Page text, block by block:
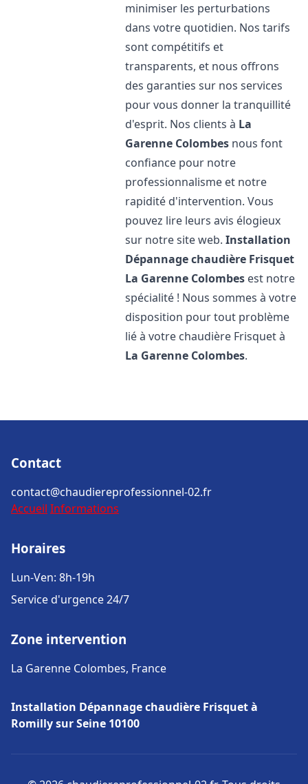
minimiser les perturbations
dans votre quotidien. Nos tarifs
sont compétitifs et
transparents, et nous offrons
des garanties sur nos services
pour vous donner la tranquillité
d'esprit. Nos clients à La
Garenne Colombes nous font
confiance pour notre
professionnalisme et notre
rapidité d'intervention. Vous
pouvez lire leurs avis élogieux
sur notre site web.Installation
Dépannage chaudière Frisquet
La Garenne Colombes est notre
spécialité ! Nous sommes à votre
disposition pour tout problème
lié à votre chaudière Frisquet à
La Garenne Colombes.
Contact
contact@chaudiereprofessionnel-02.fr
Accueil Informations
Horaires
Lun-Ven: 8h-19h
Service d'urgence 24/7
Zone intervention
La Garenne Colombes, France
Installation Dépannage chaudière Frisquet à
Romilly sur Seine 10100